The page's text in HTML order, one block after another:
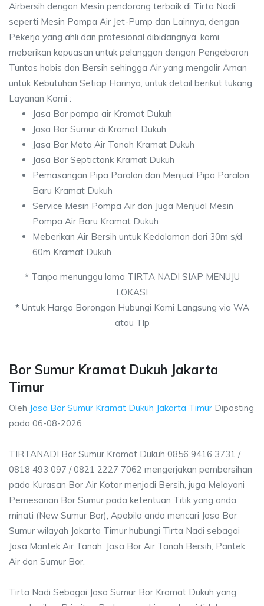
Airbersih dengan Mesin pendorong terbaik di Tirta Nadi
seperti Mesin Pompa Air Jet-Pump dan Lainnya, dengan
Pekerja yang ahli dan profesional dibidangnya, kami
meberikan kepuasan untuk pelanggan dengan Pengeboran
Tuntas habis dan Bersih sehingga Air yang mengalir Aman
untuk Kebutuhan Setiap Harinya, untuk detail berikut tukang
Layanan Kami :
Jasa Bor pompa air Kramat Dukuh
Jasa Bor Sumur di Kramat Dukuh
Jasa Bor Mata Air Tanah Kramat Dukuh
Jasa Bor Septictank Kramat Dukuh
Pemasangan Pipa Paralon dan Menjual Pipa Paralon
Baru Kramat Dukuh
Service Mesin Pompa Air dan Juga Menjual Mesin
Pompa Air Baru Kramat Dukuh
Meberikan Air Bersih untuk Kedalaman dari 30m s/d
60m Kramat Dukuh
*Tanpa menunggu lama TIRTA NADI SIAP MENUJU
LOKASI
*Untuk Harga Borongan Hubungi Kami Langsung via WA
atau Tlp
Bor Sumur Kramat Dukuh Jakarta
Timur
Oleh Jasa Bor Sumur Kramat Dukuh Jakarta Timur Diposting
pada 06-08-2026
TIRTANADI Bor Sumur Kramat Dukuh 0856 9416 3731 /
0818 493 097 / 0821 2227 7062 mengerjakan pembersihan
pada Kurasan Bor Air Kotor menjadi Bersih, juga Melayani
Pemesanan Bor Sumur pada ketentuan Titik yang anda
minati (New Sumur Bor), Apabila anda mencari Jasa Bor
Sumur wilayah Jakarta Timur hubungi Tirta Nadi sebagai
Jasa Mantek Air Tanah, Jasa Bor Air Tanah Bersih, Pantek
Air dan Sumur Bor.
Tirta Nadi Sebagai Jasa Sumur Bor Kramat Dukuh yang